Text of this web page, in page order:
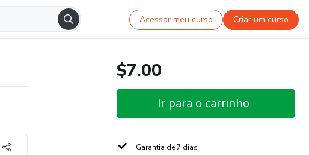
Acessar meu curso Criar um curso
$7.00
Ir para o carrinho
Garantia de 7 dias